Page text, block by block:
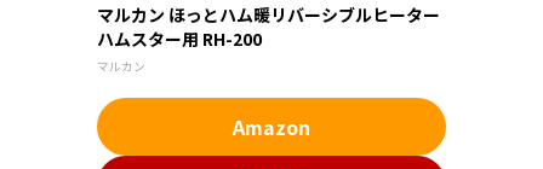
マルカン ほっとハム暖リバーシブルヒーター
ハムスター用 RH-200
マルカン
Amazon